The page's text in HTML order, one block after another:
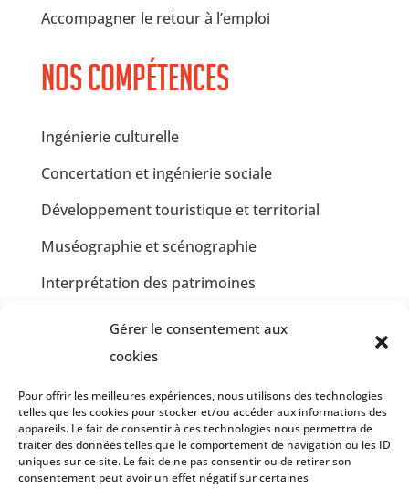
Gérer le consentement aux
cookies
Pour offrir les meilleures expériences, nous utilisons des technologies
telles que les cookies pour stocker et/ou accéder aux informations des
appareils. Le fait de consentir à ces technologies nous permettra de
traiter des données telles que le comportement de navigation ou les ID
uniques sur ce site. Le fait de ne pas consentir ou de retirer son
consentement peut avoir un effet négatif sur certaines
Accompagner le retour à l’emploi
Nos compétences
Ingénierie culturelle
Concertation et ingénierie sociale
Développement touristique et territorial
Muséographie et scénographie
Interprétation des patrimoines
Communication et design graphique
Jardins partagés et Développement Durable
Insertion professionnelle en restauration
collective
Insertion professionnelle en communication et
graphisme